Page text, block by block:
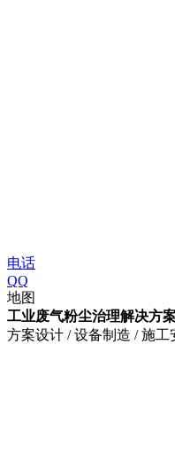
电话
QQ
地图
工业废气粉尘治理解决方
方案设计 / 设备制造 / 施工